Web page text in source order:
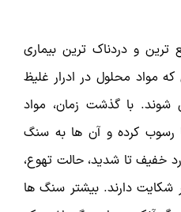
ترین و دردناک ترین بیماری
مواد محلول در ادرار غلیظ
شوند. با گذشت زمان، مواد
رسوب کرده و آن ها به سنگ
خفیف تا شدید، حالت تهوع،
شکایت دارند. بیشتر سنگ ها